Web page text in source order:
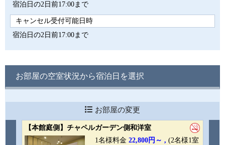
宿泊日の2日前17:00まで
キャンセル受付可能日時
宿泊日の2日前17:00まで
お部屋の空室状況から宿泊日を選択
お部屋の変更
【本館庭側】チャペルガーデン側和洋室
1名様料金 22,800円～ , (2名様1室